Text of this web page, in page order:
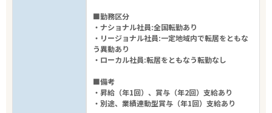
■勤務区分
・ナショナル社員:全国転勤あり
・リージョナル社員:一定地域内で転居をともな
う異動あり
・ローカル社員:転居をともなう転勤なし
■備考
・昇給（年1回）、賞与（年2回）支給あり
・別途、業績連動型賞与（年1回）支給あり